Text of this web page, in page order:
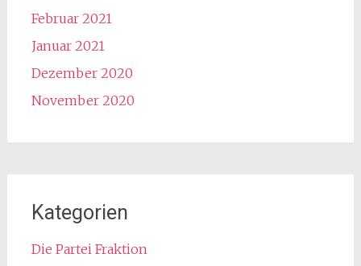
Februar 2021
Januar 2021
Dezember 2020
November 2020
Kategorien
Die Partei Fraktion